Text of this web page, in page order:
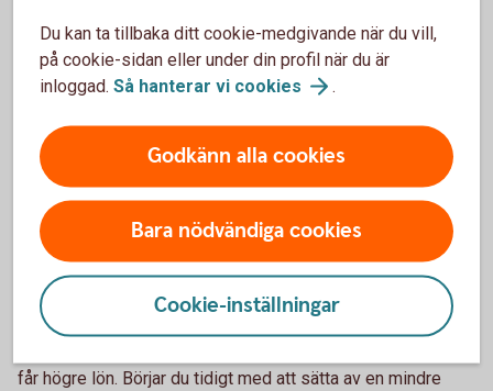
Har man jobbat heltid ett helt arbetsliv kan räkna med att få
runt 70 procent av sin inkomst i allmän pension och
pensionär är det smart att även spara själv till din pension.
2024 höjdes pensionsåldern och kommer fortsätta höjas
successivt. Med ett sparande kan du också skapa en
flexibilitet kring hur och när du vill gå i pension. Om du inte
har tagit tag i ditt pensionssparande ännu, är nu en bra tid
att göra det. Du är fortfarande ung, och ju tidigare du börjar
spara till din pension, desto lägre belopp behöver du sätta
undan. Ett sparande på 500 kronor per månad är en bra start
får högre lön. Börjar du tidigt med att sätta av en mindre
Du kan ta tillbaka ditt cookie-medgivande när du vill,
på cookie-sidan eller under din profil när du är
inloggad. Så hanterar vi cookies .
Godkänn alla cookies
Bara nödvändiga cookies
Cookie-inställningar